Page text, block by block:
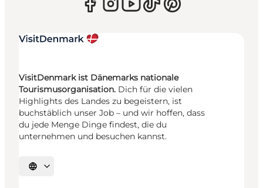
VisitDenmark ist Dänemarks nationale
Tourismusorganisation. Dich für die vielen
Highlights des Landes zu begeistern, ist
buchstäblich unser Job – und wir hoffen, dass
du jede Menge Dinge findest, die du
unternehmen und besuchen kannst.
Sprache auswählen